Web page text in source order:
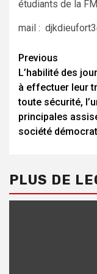
étudiants de la
mail :
Continue
Reading
Previous
L’habilité des
à effectuer leur
toute sécurité,
principales
société
PLUS DE